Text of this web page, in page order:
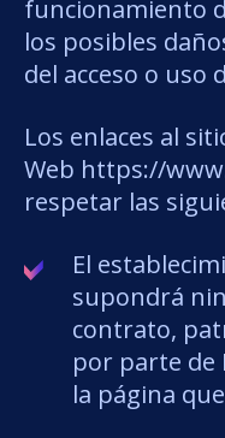
funcionamiento
los posibles
del acceso o uso
Los enlaces al
Web https://
respetar las
El
supondrá
contrato,
por parte de
la página